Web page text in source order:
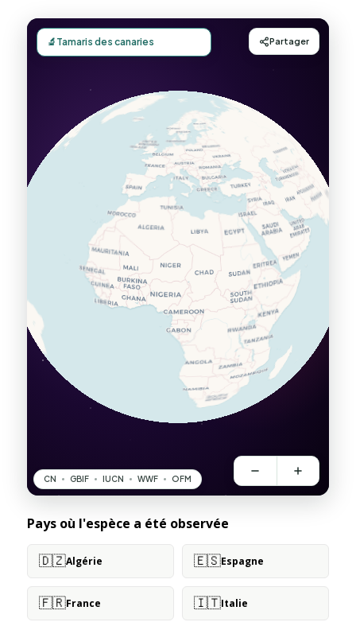
Pays où l'espèce a été observée
🇩🇿Algérie 🇪🇸Espagne
🇫🇷France 🇮🇹Italie